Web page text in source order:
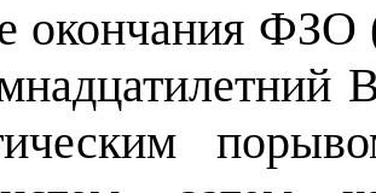
окончания ФЗО